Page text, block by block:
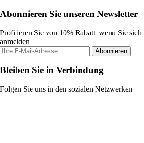
Abonnieren Sie unseren Newsletter
Profitieren Sie von 10% Rabatt, wenn Sie
anmelden
Abonnieren
Bleiben Sie in Verbindung
Folgen Sie uns in den sozialen Netzwerken